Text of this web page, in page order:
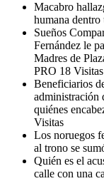
Macabro
humana
Sueños
Fernández le
Madres de
PRO 18 Visitas
Beneficiarios
administración
quiénes
Visitas
Los noruegos
al trono se
Quién es el
calle con una